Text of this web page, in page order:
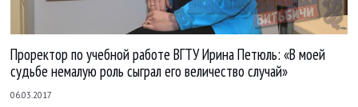
Проректор по учебной работе ВГТУ Ирина Петюль: «В моей
судьбе немалую роль сыграл его величество случай»
06.03.2017